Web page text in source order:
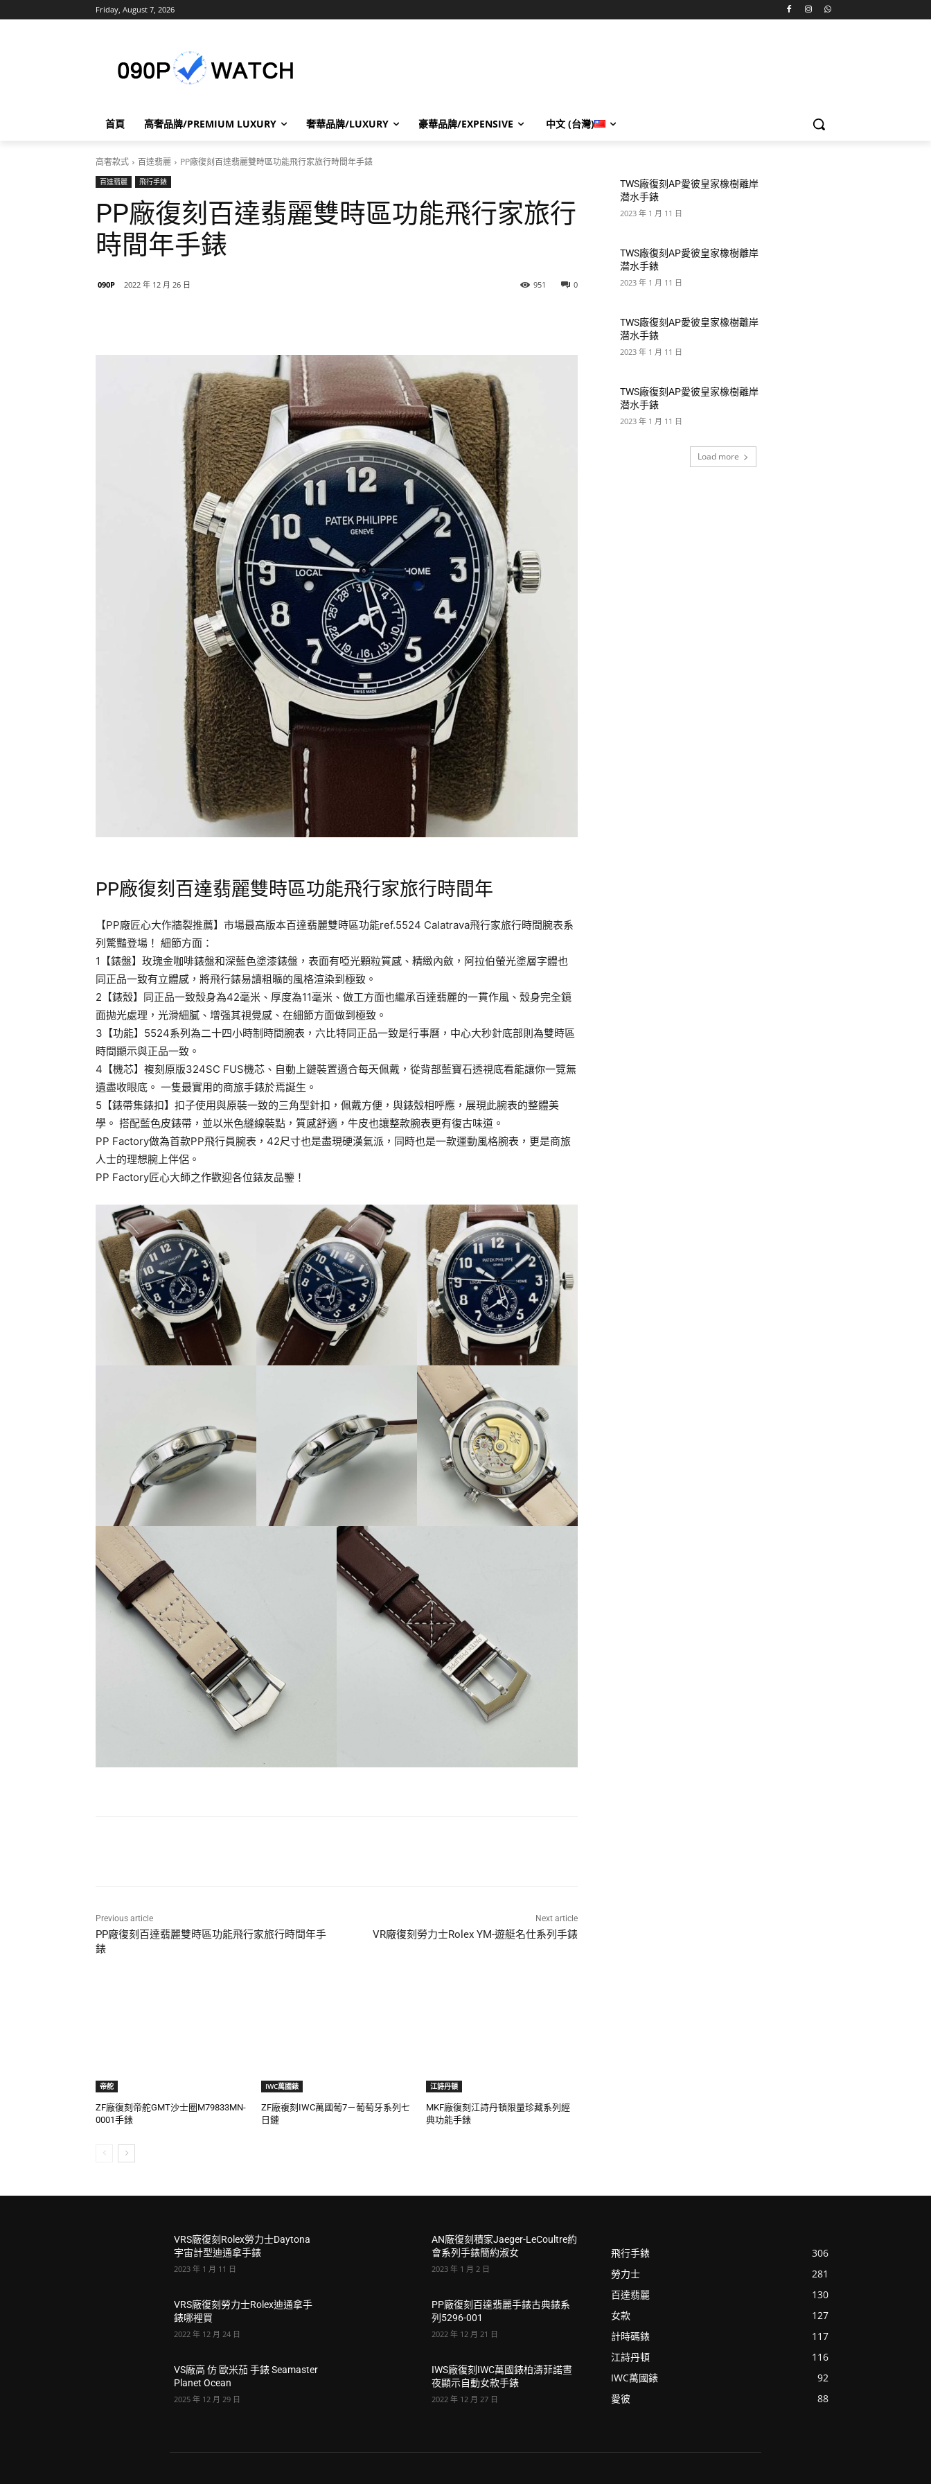
Friday, August 7, 2026
首頁 高奢品牌/PREMIUM LUXURY 奢華品牌/LUXURY 豪華品牌/EXPENSIVE 中文 (台灣)
高奢款式 百達翡麗 PP廠復刻百達翡麗雙時區功能飛行家旅行時間年手錶
百達翡麗 飛行手錶
PP廠復刻百達翡麗雙時區功能飛行家旅行
時間年手錶
090P 2022 年 12 月 26 日 0
951
PP廠復刻百達翡麗雙時區功能飛行家旅行時間年
【PP廠匠心大作牆裂推薦】市場最高版本百達翡麗雙時區功能ref.5524 Calatrava飛行家旅行時間腕表系
列驚豔登場！ 細節方面：
1【錶盤】玫瑰金咖啡錶盤和深藍色塗漆錶盤，表面有啞光顆粒質感、精緻內斂，阿拉伯螢光塗層字體也
同正品一致有立體感，將飛行錶易讀粗曠的風格渲染到極致。
2【錶殼】同正品一致殼身為42毫米、厚度為11毫米、做工方面也繼承百達翡麗的一貫作風、殼身完全鏡
面拋光處理，光滑細膩、增强其視覺感、在細節方面做到極致。
3【功能】5524系列為二十四小時制時間腕表，六比特同正品一致是行事曆，中心大秒針底部則為雙時區
時間顯示與正品一致。
4【機芯】複刻原版324SC FUS機芯、自動上鏈裝置適合每天佩戴，從背部藍寶石透視底看能讓你一覽無
遺盡收眼底。 一隻最實用的商旅手錶於焉誕生。
5【錶帶集錶扣】扣子使用與原裝一致的三角型針扣，佩戴方便，與錶殼相呼應，展現此腕表的整體美
學。 搭配藍色皮錶帶，並以米色縫線裝點，質感舒適，牛皮也讓整款腕表更有復古味道。
PP Factory做為首款PP飛行員腕表，42尺寸也是盡現硬漢氣派，同時也是一款運動風格腕表，更是商旅
人士的理想腕上伴侶。
PP Factory匠心大師之作歡迎各位錶友品鑒！
Previous article
PP廠復刻百達翡麗雙時區功能飛行家旅行時間年手
錶
Next article
VR廠復刻勞力士Rolex YM-遊艇名仕系列手錶
帝舵
ZF廠復刻帝舵GMT沙士圈M79833MN-
0001手錶
IWC萬國錶
ZF廠複刻IWC萬國葡7－葡萄牙系列七
日鏈
江詩丹頓
MKF廠復刻江詩丹頓限量珍藏系列經
典功能手錶
TWS廠復刻AP愛彼皇家橡樹離岸
潜水手錶
2023 年 1 月 11 日
TWS廠復刻AP愛彼皇家橡樹離岸
潜水手錶
2023 年 1 月 11 日
TWS廠復刻AP愛彼皇家橡樹離岸
潜水手錶
2023 年 1 月 11 日
TWS廠復刻AP愛彼皇家橡樹離岸
潜水手錶
2023 年 1 月 11 日
Load more
VRS廠復刻Rolex勞力士Daytona
宇宙計型迪通拿手錶
2023 年 1 月 11 日
VRS廠復刻勞力士Rolex迪通拿手
錶哪裡買
2022 年 12 月 24 日
VS廠高 仿 歐米茄 手錶 Seamaster
Planet Ocean
2025 年 12 月 29 日
AN廠復刻積家Jaeger-LeCoultre約
會系列手錶簡約淑女
2023 年 1 月 2 日
PP廠復刻百達翡麗手錶古典錶系
列5296-001
2022 年 12 月 21 日
IWS廠復刻IWC萬國錶柏濤菲諾晝
夜顯示自動女款手錶
2022 年 12 月 27 日
飛行手錶
306
勞力士
281
百達翡麗
130
女款
127
計時碼錶
117
江詩丹頓
116
IWC萬國錶
92
愛彼
88